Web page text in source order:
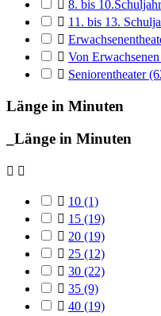
8. bis
 11. bis 13.

 Von
 Seniorentheater
Länge in Minuten
_Länge in Minuten
 
 10 (1)
 15 (19)
 20 (19)
 25 (12)
 30 (22)
 35 (9)
 40 (19)